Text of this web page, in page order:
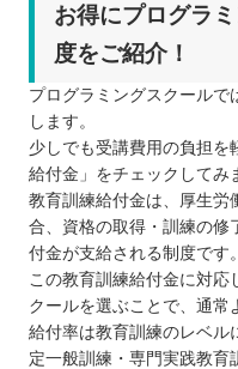
お得にプログラ
度をご紹介！
プログラミングスクールで
します。
少しでも受講費用の負担を
給付金」をチェックしてみ
教育訓練給付金は、厚生労
合、資格の取得・訓練の修
付金が支給される制度です。
この教育訓練給付金に対応
クールを選ぶことで、通常
給付率は教育訓練のレベル
定一般訓練・専門実践教育